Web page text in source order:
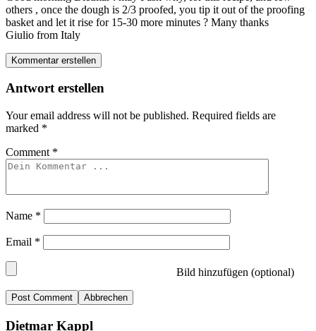
others , once the dough is 2/3 proofed, you tip it out of the proofing
basket and let it rise for 15-30 more minutes ? Many thanks
Giulio from Italy
Kommentar erstellen
Antwort erstellen
Your email address will not be published. Required fields are
marked *
Comment *
Name *
Email *
Bild hinzufügen (optional)
Abbrechen
Dietmar Kappl